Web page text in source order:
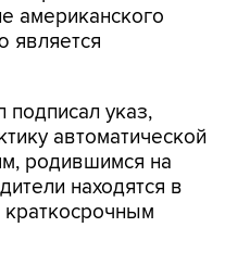
американского
является
указ,
автоматической
родившимся на
находятся в
краткосрочным